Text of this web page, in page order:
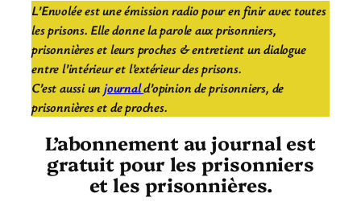
L’Envolée est une émission radio pour en finir avec toutes
les prisons. Elle donne la parole aux prisonniers,
prisonnières et leurs proches & entretient un dialogue
entre l’intérieur et l’extérieur des prisons.
C’est aussi unjournald’opinion de prisonniers, de
prisonnières et de proches.
L’abonnement au journal est
gratuit pour les prisonniers
et les prisonnières.